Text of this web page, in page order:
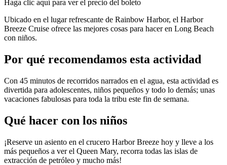
Haga clic aquí para ver el precio del boleto
Ubicado en el lugar refrescante de Rainbow Harbor, el Harbor
Breeze Cruise ofrece las mejores cosas para hacer en Long Beach
con niños.
Por qué recomendamos esta actividad
Con 45 minutos de recorridos narrados en el agua, esta actividad es
divertida para adolescentes, niños pequeños y todo lo demás; unas
vacaciones fabulosas para toda la tribu este fin de semana.
Qué hacer con los niños
¡Reserve un asiento en el crucero Harbor Breeze hoy y lleve a los
más pequeños a ver el Queen Mary, recorra todas las islas de
extracción de petróleo y mucho más!